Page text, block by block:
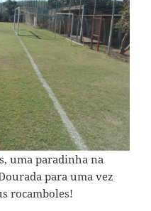
uma paradinha na
para uma vez
rocamboles!